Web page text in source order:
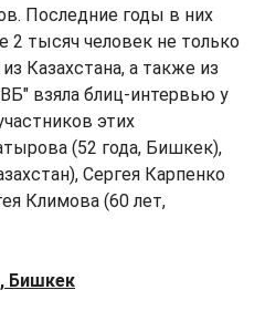
Последние годы в них
2 тысяч человек не только
Казахстана, а также из
взяла блиц-интервью у
этих
(52 года, Бишкек),
Сергея Карпенко
Климова (60 лет,
Бишкек